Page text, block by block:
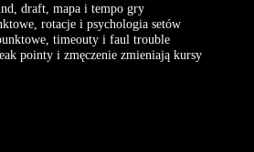
draft, mapa i tempo gry
rotacje i psychologia setów
timeouty i faul trouble
pointy i zmęczenie zmieniają kursy